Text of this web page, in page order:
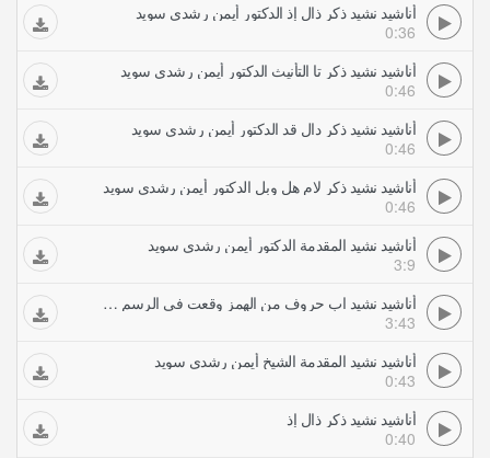
أناشيد نشيد ذكر ذال إذ الدكتور أيمن رشدي سويد
0:36
أناشيد نشيد ذكر تا التأنيث الدكتور أيمن رشدي سويد
0:46
أناشيد نشيد ذكر دال قد الدكتور أيمن رشدي سويد
0:46
أناشيد نشيد ذكر لام هل وبل الدكتور أيمن رشدي سويد
0:46
أناشيد نشيد المقدمة الدكتور أيمن رشدي سويد
3:9
أناشيد نشيد اب حروف من الهمز وقعت في الرسم مع غير قياس الشيخ أيمن رشدي سويد
3:43
أناشيد نشيد المقدمة الشيخ أيمن رشدي سويد
0:43
أناشيد نشيد ذكر ذال إذ
0:40